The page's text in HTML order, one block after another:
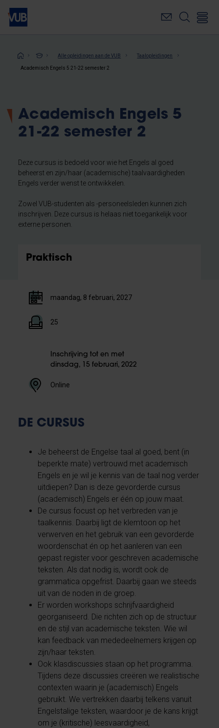
Overslaan
naar
inhoudKruimelpad
Alle opleidingen aan de VUB Taalopleidingen
Academisch Engels 5 21-22 semester 2
Academisch Engels 5
21-22 semester 2
Deze cursus is bedoeld voor wie het Engels al goed
beheerst en zijn/haar (academische) taalvaardigheden
Engels verder wenst te ontwikkelen.
Zowel VUB-studenten als -personeelsleden kunnen zich
inschrijven. Deze cursus is helaas niet toegankelijk voor
externe personen.
Praktisch
maandag, 8 februari, 2027
25
Inschrijving tot en met
dinsdag, 15 februari, 2022
Online
DE CURSUS
Je beheerst de Engelse taal al goed, bent (in
beperkte mate) vertrouwd met academisch
Engels en je wil je kennis van de taal nog verder
uitdiepen? Dan is deze gevorderde cursus
(academisch) Engels er één op jouw maat.
De cursus focust op het verbreden van je
taalkennis. Daarbij ligt de klemtoon op het
verwerven en het gebruik van een gevorderde
woordenschat én op het aanleren van een
gepast register voor geschreven academische
teksten. Als dat nodig is, wordt ook de
grammatica opgefrist. Daarbij gaan we steeds
uit van de noden in de groep.
Er worden workshops schrijfvaardigheid
georganiseerd. Die richten zich op de structuur
en de stijl van academische teksten. Wie wil
kan feedback van mededeelnemers krijgen op
zijn/haar teksten.
Ook klasdiscussies staan op het programma.
Tijdens deze discussies creëren we realistische
contexten waarin je (academisch) Engels
gebruikt. We vertrekken daarbij telkens vanuit
Engelstalige teksten, waardoor je de kans krijgt
om je (kritische) leesvaardigheid,